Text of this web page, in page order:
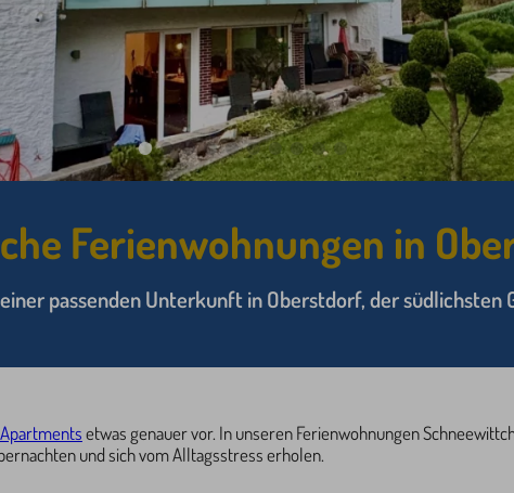
Ferienwohnungen in
passenden Unterkunft in Oberstdorf, der südlichsten
Apartmentsetwas genauer vor. In unseren Ferienwohnungen
und sich vom Alltagsstress erholen.